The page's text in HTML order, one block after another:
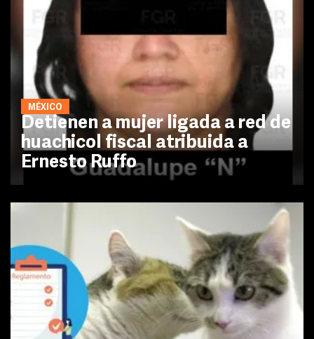
MÉXICO
Detienen a mujer ligada a red de
huachicol fiscal atribuida a
Ernesto Ruffo